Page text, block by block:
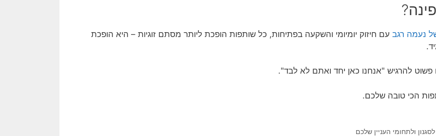
של נעמה רגב עם חיזוק יומיומי והשקעה בפתיחות, כל שותפות הופכת ליותר מסתם זוגיות – היא הופכת
פשוט להרגיש "אנחנו כאן יחד ואתם לא לבד".
הכי טובה שלכם.
ולתחומי העניין שלכם